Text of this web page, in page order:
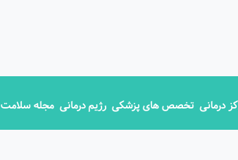
درمانی تخصص های پزشکی رژیم درمانی مجله سلامت